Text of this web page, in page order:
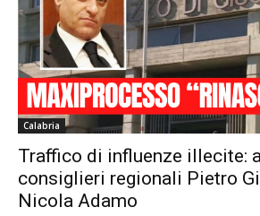
Calabria
Traffico di influenze illecite:
consiglieri regionali Pietro
Nicola Adamo